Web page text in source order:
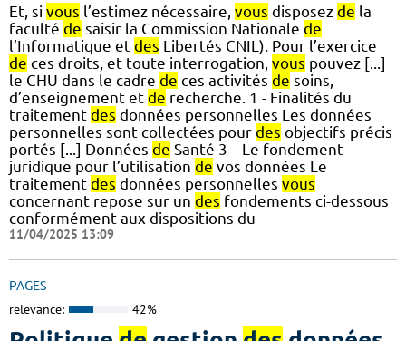
Et, si vous l’estimez nécessaire, vous disposez de la
faculté de saisir la Commission Nationale de
l’Informatique et des Libertés CNIL). Pour l’exercice
de ces droits, et toute interrogation, vous pouvez [...]
le CHU dans le cadre de ces activités de soins,
d’enseignement et de recherche. 1 - Finalités du
traitement des données personnelles Les données
personnelles sont collectées pour des objectifs précis
portés [...] Données de Santé 3 – Le fondement
juridique pour l’utilisation de vos données Le
traitement des données personnelles vous
concernant repose sur un des fondements ci-dessous
conformément aux dispositions du
11/04/2025 13:09
PAGES
relevance: 42%